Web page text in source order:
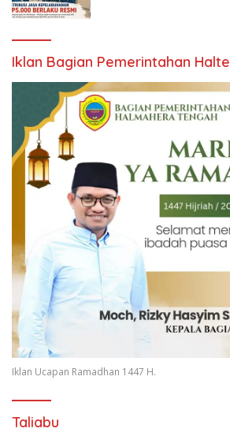
Iklan Bagian Pemerintahan
Iklan Ucapan Ramadhan 1447 H.
Taliabu